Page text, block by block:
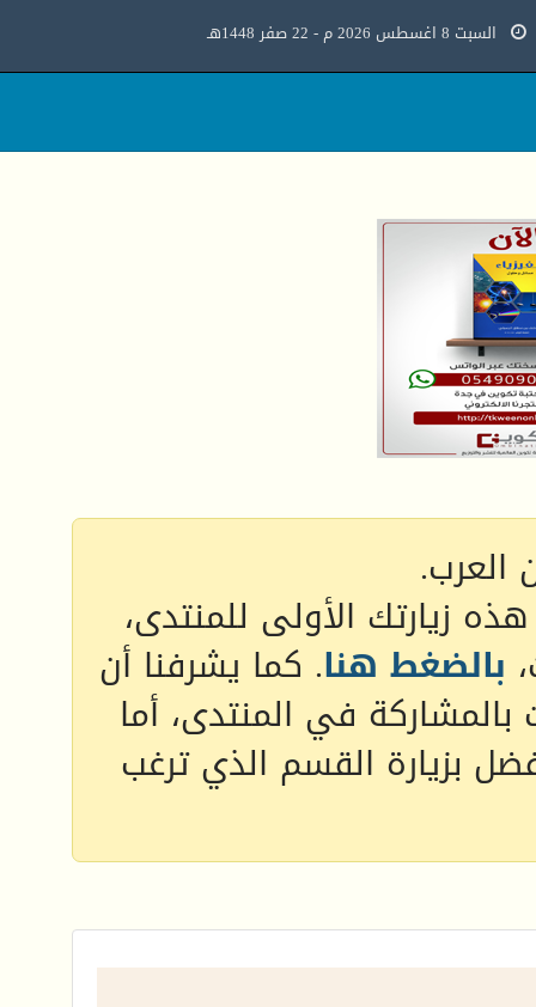
السبت 8 اغسطس 2026 م - 22 صفر 1448هـ
العرب.
زيارتك الأولى للمنتدى،
بالضغط هنا. كما يشرفنا أن
بالمشاركة في المنتدى، أما
بزيارة القسم الذي ترغب